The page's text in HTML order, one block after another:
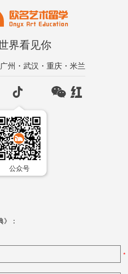
界看见你
州・武汉・重庆・米兰
公众号
：